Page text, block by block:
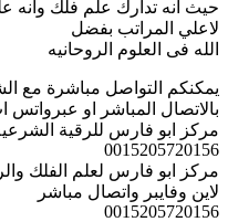
حيث انه تدارك علم فلك وانه
لاعلي المراتب بفضل
الله فى العلوم الروحانيه
يمكنكم التواصل مباشرة مع
بالاتصال المباشر او
مركز ابو فارس للرقية
0015205720156
مركز ابو فارس لعلم الفلك
لاين وفايبر واتصال مباشر
0015205720156